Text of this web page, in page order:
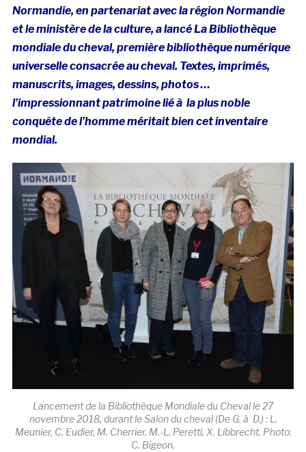
Normandie, en partenariat avec la région Normandie
et le ministère de la culture, a lancé La Bibliothèque
mondiale du cheval, première bibliothèque numérique
universelle consacrée au cheval. Textes, imprimés,
manuscrits, images, dessins, photos …
l’impressionnant patrimoine lié à la plus noble
conquête de l’homme méritait bien cet inventaire
mondial.
Lancement de la Bibliothèque Mondiale du Cheval le 27
novembre 2018, durant le Salon du cheval (De G. à D.) : L.
Meunier, C. Eudier, M. Cherrier, M.-L. Peretti, X. Libbrecht. Photo:
C. Bigeon.